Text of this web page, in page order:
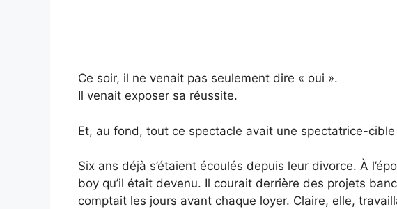
Ce soir, il ne venait pas seulement dire « oui ».
Il venait exposer sa réussite.
Et, au fond, tout ce spectacle avait une spectatrice-
Six ans déjà s’étaient écoulés depuis leur divorce. À
boy qu’il était devenu. Il courait derrière des projets
comptait les jours avant chaque loyer. Claire, elle,